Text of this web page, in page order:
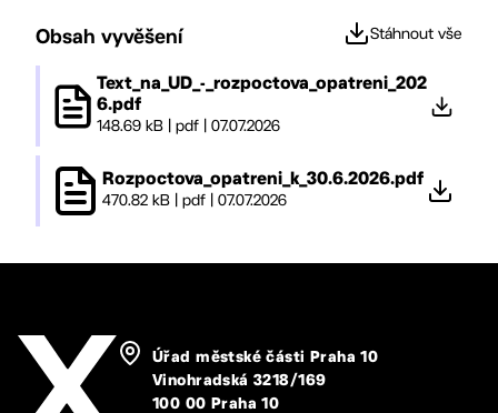
Obsah vyvěšení Stáhnout vše
Text_na_UD_-_rozpoctova_opatreni_202
6.pdf
148.69 kB| pdf| 07.07.2026
Rozpoctova_opatreni_k_30.6.2026.pdf
470.82 kB pdf 07.07.2026
Úřad městské části Praha 10
Vinohradská 3218/169
100 00 Praha 10